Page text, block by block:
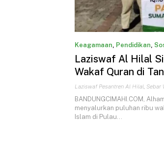
Keagamaan, Pendidikan,
Laziswaf Al Hilal
Wakaf Quran di
Laziswaf Pesantren Al Hilal, Sebar
BANDUNGCIMAHI.COM,
menyalurkan puluhan ribu
Islam di Pulau…